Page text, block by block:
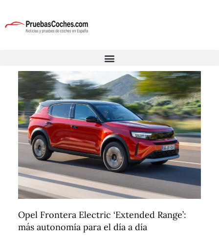
Opel Frontera Electric ‘Extended Range’:
más autonomía para el día a día